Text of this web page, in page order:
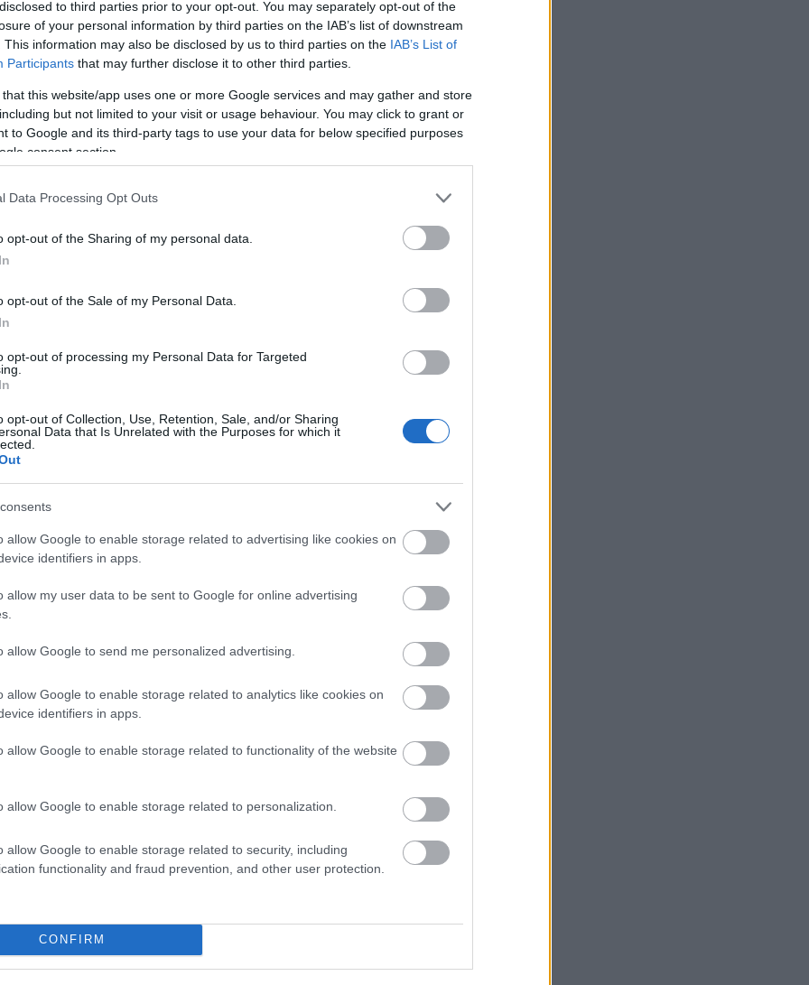
to third parties prior to your opt-out. You may separately opt-out of the
of your personal information by third parties on the IAB’s list of downstream
This information may also be disclosed by us to third parties on the IAB’s List of
Participants that may further disclose it to other third parties.
that this website/app uses one or more Google services and may gather and store
but not limited to your visit or usage behaviour. You may click to grant or
to Google and its third-party tags to use your data for below specified purposes
consent section.
Data Processing Opt Outs
opt-out of the Sharing of my personal data.
opt-out of the Sale of my Personal Data.
opt-out of processing my Personal Data for Targeted
opt-out of Collection, Use, Retention, Sale, and/or Sharing
Data that Is Unrelated with the Purposes for which it
allow Google to enable storage related to advertising like cookies on
identifiers in apps.
allow my user data to be sent to Google for online advertising
allow Google to send me personalized advertising.
allow Google to enable storage related to analytics like cookies on
identifiers in apps.
allow Google to enable storage related to functionality of the website
allow Google to enable storage related to personalization.
allow Google to enable storage related to security, including
functionality and fraud prevention, and other user protection.
CONFIRM
elmondta, hogy felújítanak három fül-orr-
– mint például a bemosakodó –, és olyan
fogják szolgálni. Hangsúlyozta, ezen
növekedését várják, valamint azt, hogy
foglalkozni.
fejeződnek be, amikor a komplex rekonstrukción
készen fog állni mind az akut, mind a
Egyetlen, fél évszázados
készül Mohács a csata ötszázadik
évfordulójára
óriáskábellel kötik össze
Spanyolország és Franciaország